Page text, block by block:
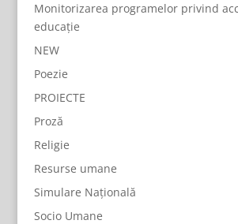
Monitorizarea programelor privind
educație
NEW
Poezie
PROIECTE
Proză
Religie
Resurse umane
Simulare Națională
Socio Umane